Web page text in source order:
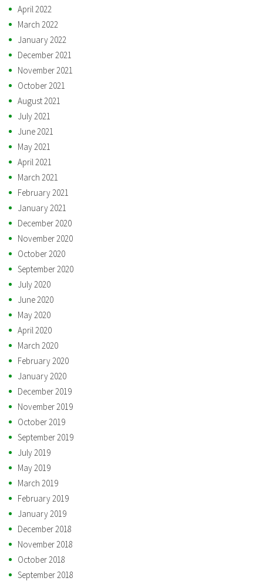
April 2022
March 2022
January 2022
December 2021
November 2021
October 2021
August 2021
July 2021
June 2021
May 2021
April 2021
March 2021
February 2021
January 2021
December 2020
November 2020
October 2020
September 2020
July 2020
June 2020
May 2020
April 2020
March 2020
February 2020
January 2020
December 2019
November 2019
October 2019
September 2019
July 2019
May 2019
March 2019
February 2019
January 2019
December 2018
November 2018
October 2018
September 2018